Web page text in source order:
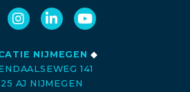
NIJMEGEN ◆
141
AJ NIJMEGEN